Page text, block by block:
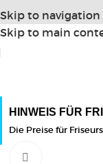
Skip to navigation
Skip to main
HINWEIS FÜR
Die Preise für